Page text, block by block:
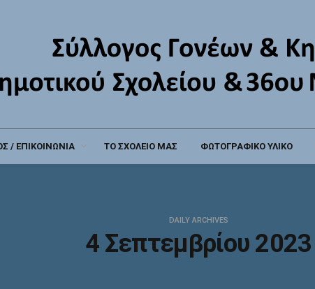
/ ΕΠΙΚΟΙΝΩΝΙΑ ΤΟ ΣΧΟΛΕΙΟ ΜΑΣ ΦΩΤΟΓΡΑΦΙΚΟ ΥΛΙΚΟ
DAILY ARCHIVES
4 Σεπτεμβρίου 2023